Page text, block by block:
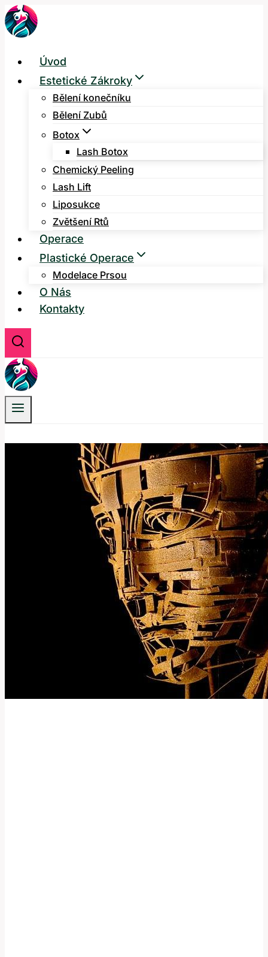
Přeskočit
na
Úvod
Estetické Zákroky
Bělení konečníku
Bělení Zubů
Botox
Lash Botox
Chemický Peeling
Lash Lift
Liposukce
Zvětšení Rtů
Operace
Plastické Operace
Modelace Prsou
O Nás
Kontakty